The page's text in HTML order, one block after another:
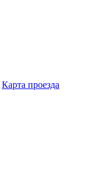
Карта проезда